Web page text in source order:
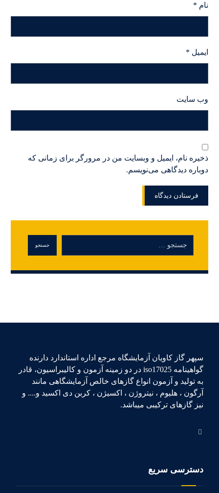
نام *
ایمیل *
وب‌ سایت
ذخیره نام، ایمیل و وبسایت من در مرورگر برای زمانی که
دوباره دیدگاهی می‌نویسم.
سپهر گاز کاویان آزمایشگاه مرجع اداره استاندارد دارنده
گواهینامه iso17025 در دو زمینه آزمون و کالیبراسیون، قادر
به تولید و آزمون انواع گازهای خالص آزمایشگاهی مانند
آرگون ، هلیوم ، نیتروژن ، اکسیژن ، کربن دی اکسید و.... و
نیز گازهای ترکیبی میباشد.
دسترسی سریع